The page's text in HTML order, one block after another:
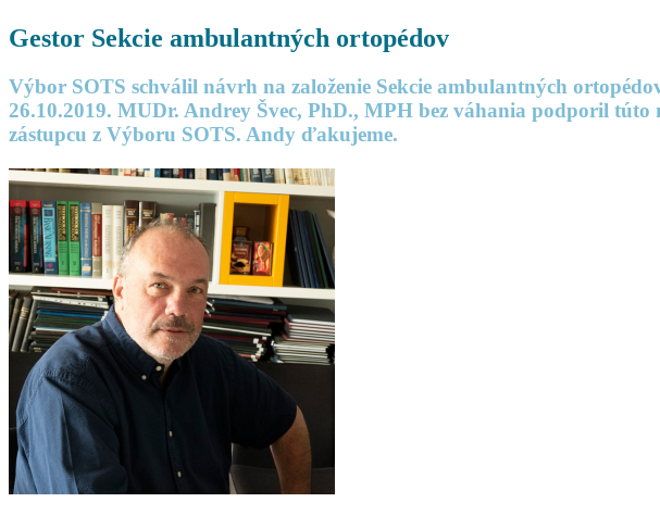
Gestor Sekcie ambulantných ortopédov
Výbor SOTS schválil návrh na založenie Sekcie ambulantných
26.10.2019. MUDr. Andrey Švec, PhD., MPH bez váhania podporil
zástupcu z Výboru SOTS. Andy ďakujeme.